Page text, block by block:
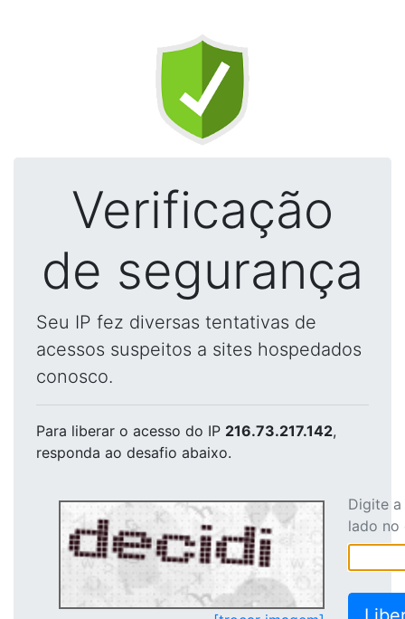
Verificação
de segurança
Seu IP fez diversas tentativas de
acessos suspeitos a sites hospedados
conosco.
Para liberar o acesso do IP 216.73.217.142,
responda ao desafio abaixo.
Digite
lado no